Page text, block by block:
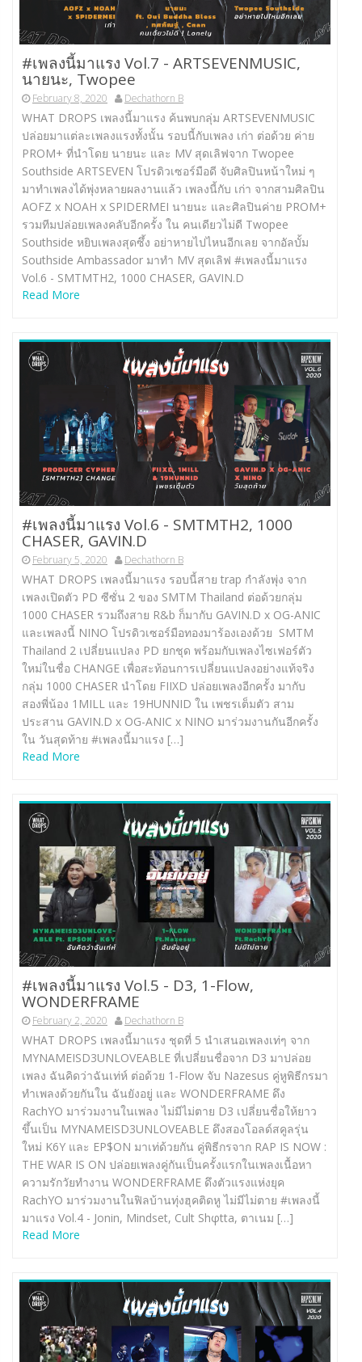
#เพลงนี้มาแรง Vol.7 -​ ARTSEVENMUSIC,
นายนะ, Twopee
February 8, 2020 Dechathorn B
WHAT DROPS เพลงนี้มาแรง ค้นพบกลุ่ม ARTSEVENMUSIC
ปล่อยมาแต่ละเพลงแรงทั้งนั้น รอบนี้กับเพลง เก่า ต่อด้วย ค่าย
PROM+ ที่นำโดย นายนะ และ MV สุดเลิฟจาก Twopee
Southside ARTSEVEN โปรดิวเซอร์มือดี จับศิลปินหน้าใหม่ ๆ
มาทำเพลงได้พุ่งหลายผลงานแล้ว เพลงนี้กับ เก่า จากสามศิลปิน
AOFZ x NOAH x SPIDERMEI นายนะ และศิลปินค่าย PROM+
รวมทีมปล่อยเพลงคลับอีกครั้ง ใน คนเดียวไม่ดี Twopee
Southside หยิบเพลงสุดซึ้ง อย่าหายไปไหนอีกเลย จากอัลบั้ม
Southside Ambassador มาทำ MV สุดเลิฟ #เพลงนี้มาแรง
Vol.6 -​ SMTMTH2, 1000 CHASER, GAVIN.D
Read More
#เพลงนี้มาแรง Vol.6 -​ SMTMTH2, 1000
CHASER, GAVIN.D
February 5, 2020 Dechathorn B
WHAT DROPS เพลงนี้มาแรง รอบนี้สาย trap กำลังพุ่ง จาก
เพลงเปิดตัว PD ซีซั่น 2 ของ SMTM Thailand ต่อด้วยกลุ่ม
1000 CHASER รวมถึงสาย R&b ก็มากับ GAVIN.D x OG-ANIC
และเพลงนี้ NINO โปรดิวเซอร์มือทองมาร้องเองด้วย SMTM
Thailand 2 เปลี่ยนแปลง PD ยกชุด พร้อมกับเพลงไซเฟอร์ตัว
ใหม่ในชื่อ CHANGE เพื่อสะท้อนการเปลี่ยนแปลงอย่างแท้จริง
กลุ่ม 1000 CHASER นำโดย FIIXD ปล่อยเพลงอีกครั้ง มากับ
สองพี่น้อง 1MILL และ 19HUNNID ใน เพชรเต็มตัว สาม
ประสาน GAVIN.D x OG-ANIC x NINO มาร่วมงานกันอีกครั้ง
ใน วันสุดท้าย #เพลงนี้มาแรง […]
Read More
#เพลงนี้มาแรง Vol.5 -​ D3, 1-Flow,
WONDERFRAME
February 2, 2020 Dechathorn B
WHAT DROPS เพลงนี้มาแรง ชุดที่ 5 นำเสนอเพลงเท่ๆ จาก
MYNAMEISD3UNLOVEABLE ที่เปลี่ยนชื่อจาก D3 มาปล่อย
เพลง ฉันคิดว่าฉันเท่ห์ ต่อด้วย 1-Flow จับ Nazesus คู่หูพิธีกรมา
ทำเพลงด้วยกันใน ฉันยังอยู่ และ WONDERFRAME ดึง
RachYO มาร่วมงานในเพลง ไม่มีไม่ตาย D3 เปลี่ยนชื่อให้ยาว
ขึ้นเป็น MYNAMEISD3UNLOVEABLE ดึงสองโอลด์สคูลรุ่น
ใหม่ K6Y และ EP$ON มาเท่ด้วยกัน คู่พิธีกรจาก RAP IS NOW :
THE WAR IS ON ปล่อยเพลงคู่กันเป็นครั้งแรกในเพลงเนื้อหา
ความรักวัยทำงาน WONDERFRAME ดึงตัวแรงแห่งยุค
RachYO มาร่วมงานในฟิลบ้านทุ่งฮุคติดหู ไม่มีไม่ตาย #เพลงนี้
มาแรง Vol.4 -​ Jonin, Mindset, Cult Shφtta, ตาเนม […]
Read More